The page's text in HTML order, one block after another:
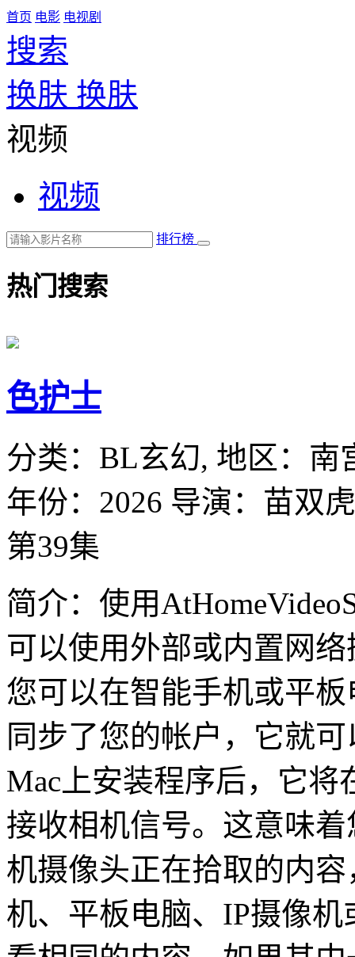
首页 电影 电视剧
搜索
换肤 换肤
视频
视频
排行榜
热门搜索
色护士
分类： BL玄幻, 地区： 南
年份： 2026 导演： 苗双
第39集
简介：使用
可以使用外部或内置网
您可以在智能手机或平
同步了您的帐户，它就
Mac上安装程序后，它
接收相机信号。这意味
机摄像头正在拾取的内
机、平板电脑、IP摄像